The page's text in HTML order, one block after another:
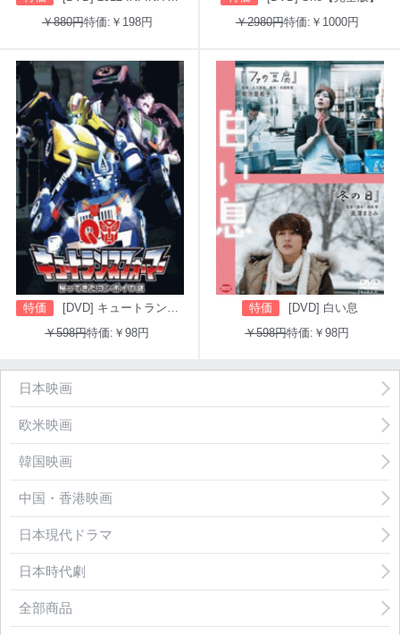
￥880円特価:￥198円
￥2980円特価:￥1000円
特価
[DVD] キュートランスフォーマー 帰ってきたコンボイの謎
￥598円特価:￥98円
特価
[DVD] 白い息
￥598円特価:￥98円
日本映画
欧米映画
韓国映画
中国・香港映画
日本現代ドラマ
日本時代劇
全部商品